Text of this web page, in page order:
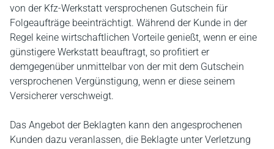
von der Kfz-Werkstatt versprochenen Gutschein für
Folgeaufträge beeinträchtigt. Während der Kunde in der
Regel keine wirtschaftlichen Vorteile genießt, wenn er eine
günstigere Werkstatt beauftragt, so profitiert er
demgegenüber unmittelbar von der mit dem Gutschein
versprochenen Vergünstigung, wenn er diese seinem
Versicherer verschweigt.
Das Angebot der Beklagten kann den angesprochenen
Kunden dazu veranlassen, die Beklagte unter Verletzung